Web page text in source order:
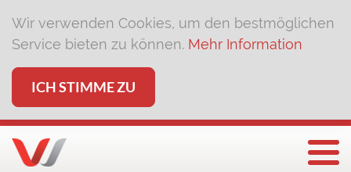
Wir verwenden Cookies, um den bestmöglichen
Service bieten zu können. Mehr Information
ICH STIMME ZU